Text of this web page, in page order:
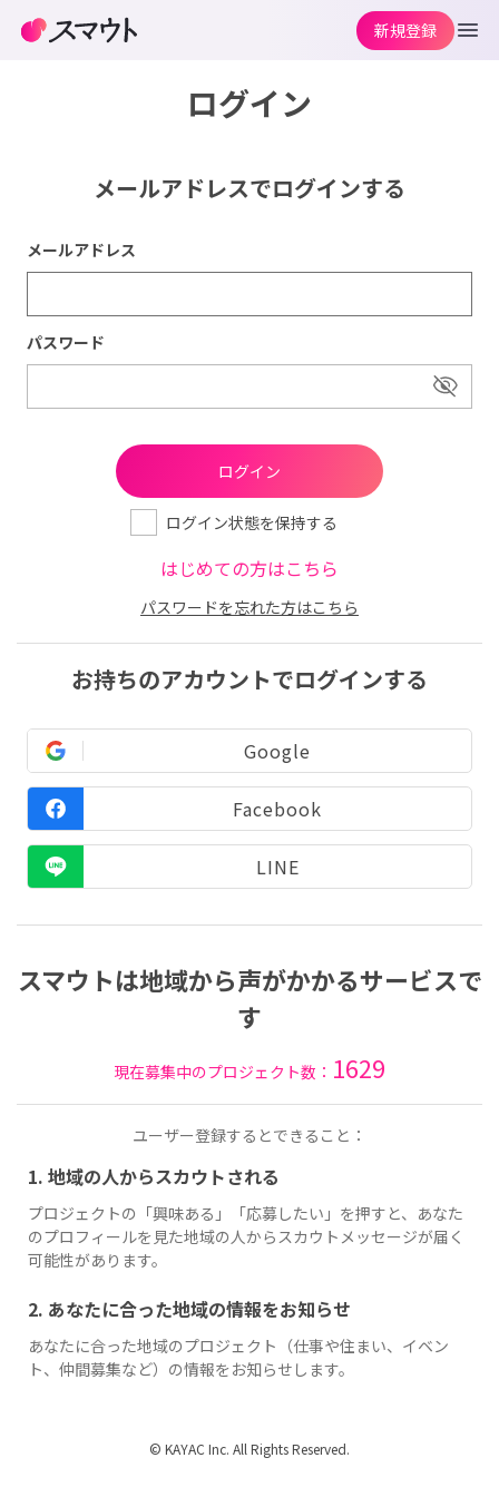
ログイン
メールアドレスでログインする
メールアドレス
パスワード
ログイン状態を保持する
はじめての方はこちら
パスワードを忘れた方はこちら
お持ちのアカウントでログインする
Google
Facebook
LINE
スマウトは地域から声がかかるサービスで
す
現在募集中のプロジェクト数： 1629
ユーザー登録するとできること：
1. 地域の人からスカウトされる
プロジェクトの「興味ある」「応募したい」を押すと、あなた
のプロフィールを見た地域の人からスカウトメッセージが届く
可能性があります。
2. あなたに合った地域の情報をお知らせ
あなたに合った地域のプロジェクト（仕事や住まい、イベン
ト、仲間募集など）の情報をお知らせします。
新規登録
© KAYAC Inc. All Rights Reserved.